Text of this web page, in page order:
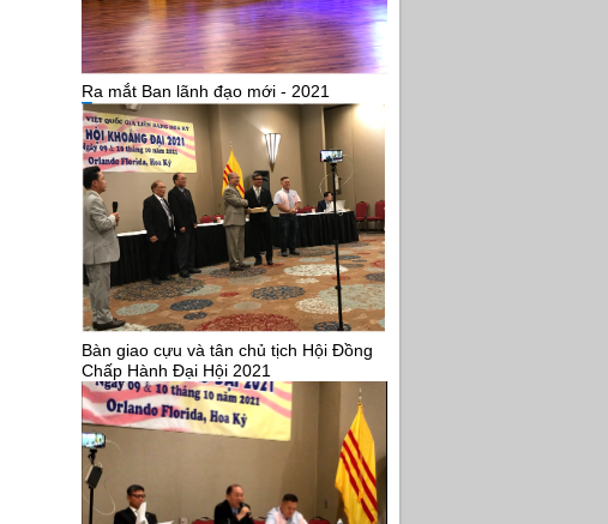
Ra mắt Ban lãnh đạo mới - 2021
Bàn giao cựu và tân chủ tịch Hội Đồng
Chấp Hành Đại Hội 2021